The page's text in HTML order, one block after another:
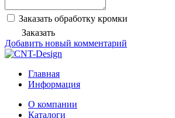
Заказать обработку кромки
Заказать
Добавить новый комментарий
Главная
Информация
О компании
Каталоги